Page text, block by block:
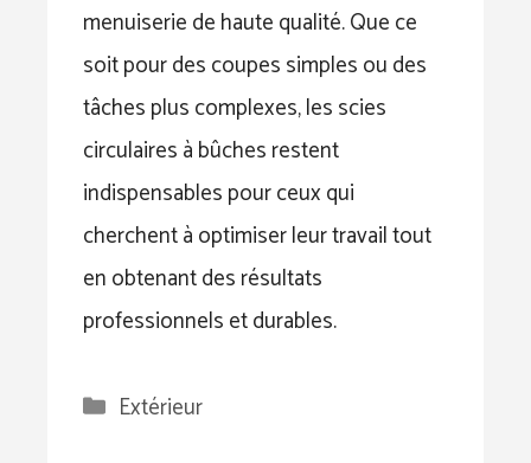
menuiserie de haute qualité. Que ce
soit pour des coupes simples ou des
tâches plus complexes, les scies
circulaires à bûches restent
indispensables pour ceux qui
cherchent à optimiser leur travail tout
en obtenant des résultats
professionnels et durables.
Catégories
Extérieur